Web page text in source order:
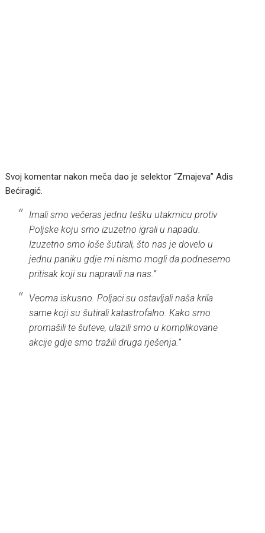
Svoj komentar nakon meča dao je selektor “Zmajeva” Adis
Bećiragić.
Imali smo večeras jednu tešku utakmicu protiv
Poljske koju smo izuzetno igrali u napadu.
Izuzetno smo loše šutirali, što nas je dovelo u
jednu paniku gdje mi nismo mogli da podnesemo
pritisak koji su napravili na nas.”
Veoma iskusno. Poljaci su ostavljali naša krila
same koji su šutirali katastrofalno. Kako smo
promašili te šuteve, ulazili smo u komplikovane
akcije gdje smo tražili druga rješenja.”